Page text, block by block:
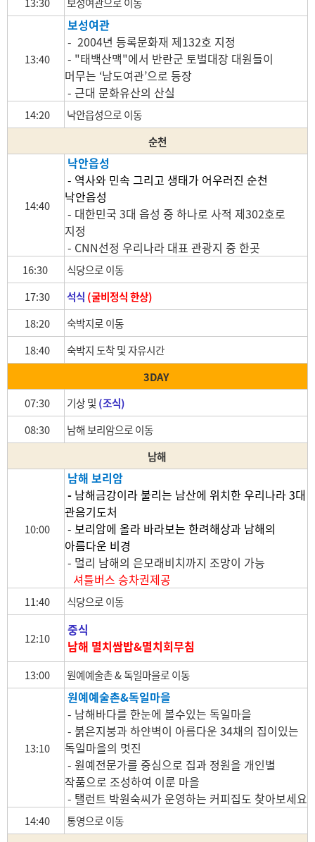
13:40
보성여관
- 2004년 등록문화재 제132호 지정
- "태백산맥"에서 반란군 토벌대장 대원들이
머무는 ‘남도여관’으로 등장
- 근대 문화유산의 산실
14:20
낙안읍성으로 이동
순천
14:40
낙안읍성
- 역사와 민속 그리고 생태가 어우러진 순천
낙안읍성
- 대한민국 3대 읍성 중 하나로 사적 제302호로
지정
- CNN선정 우리나라 대표 관광지 중 한곳
16:30
식당으로 이동
17:30
석식 (굴비정식 한상)
18:20
숙박지로 이동
18:40
숙박지 도착 및 자유시간
3DAY
07:30
기상 및 (조식)
08:30
남해 보리암으로 이동
남해
10:00
남해 보리암
- 남해금강이라 불리는 남산에 위치한 우리나라 3대
관음기도처
- 보리암에 올라 바라보는 한려해상과 남해의
아름다운 비경
- 멀리 남해의 은모래비치까지 조망이 가능
셔틀버스 승차권제공
11:40 식당으로 이동
12:10
중식
남해 멸치쌈밥&멸치회무침
13:00 원예예술촌 & 독일마을로 이동
13:10
원예예술촌&독일마을
- 남해바다를 한눈에 볼수있는 독일마을
- 붉은지붕과 하얀벽이 아름다운 34채의 집이있는
독일마을의 멋진
- 원예전문가를 중심으로 집과 정원을 개인별
작품으로 조성하여 이룬 마을
- 탤런트 박원숙씨가 운영하는 커피집도 찾아보세요
14:40
통영으로 이동